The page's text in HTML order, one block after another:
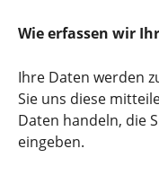
Wie erfassen wir
Ihre Daten werden
Sie uns diese
Daten handeln, die
eingeben.